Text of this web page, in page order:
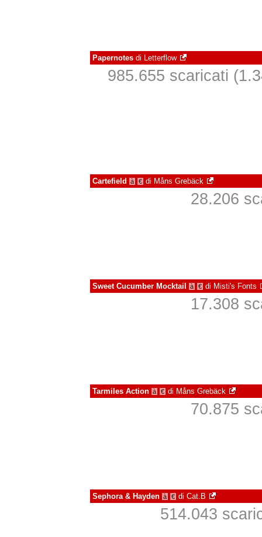
Papernotes di Letterflow
985.655 scaricati
Cartefield à € di Måns Grebäck
28.206
Sweet Cucumber Mocktail à € di Misti's Fonts
17.308
Tarmiles Action à € di Måns Grebäck
70.875
Sephora & Hayden à € di Cat.B
514.043